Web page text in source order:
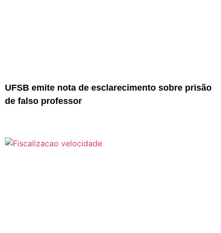
UFSB emite nota de esclarecimento sobre prisão
de falso professor